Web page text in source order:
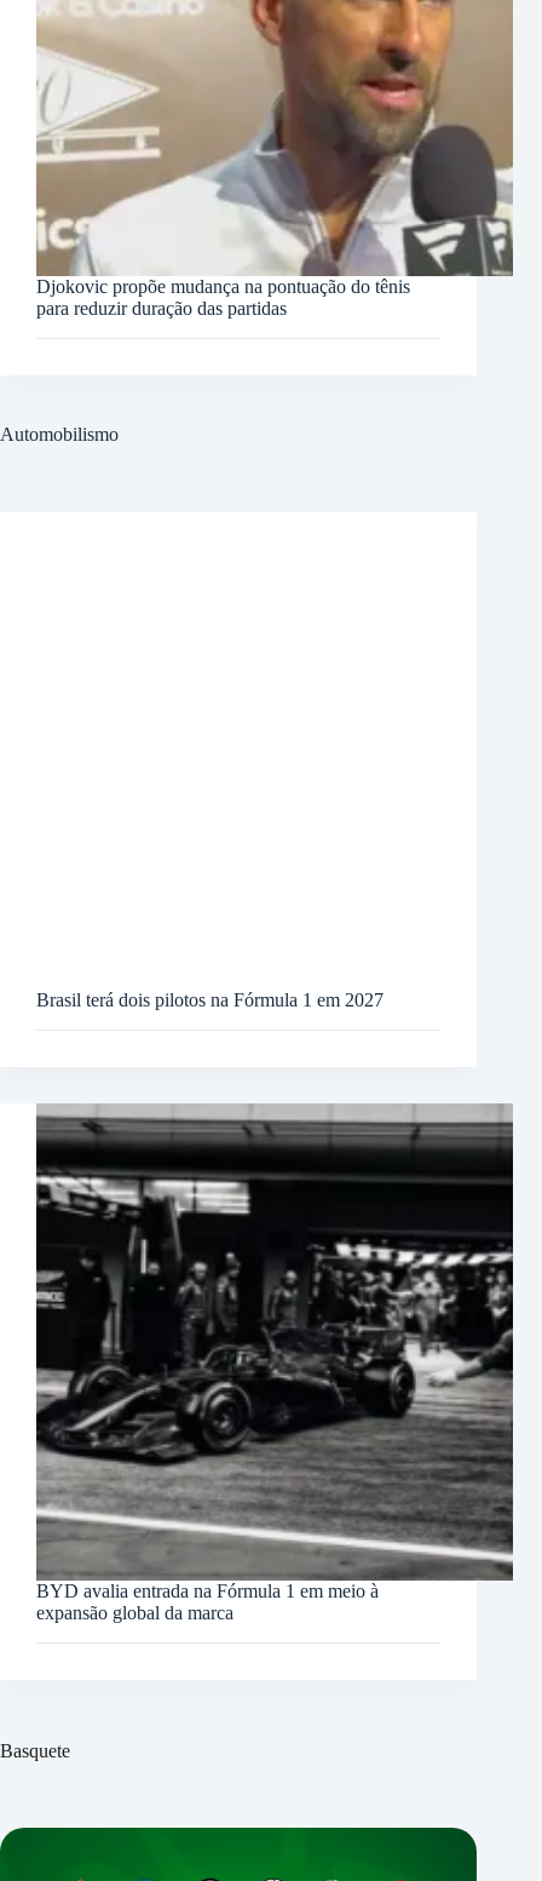
Djokovic propõe mudança na pontuação do tênis
para reduzir duração das partidas
Automobilismo
Brasil terá dois pilotos na Fórmula 1 em 2027
BYD avalia entrada na Fórmula 1 em meio à
expansão global da marca
Basquete